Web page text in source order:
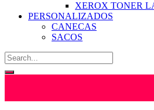
XEROX TONER
PERSONALIZADOS
CANECAS
SACOS